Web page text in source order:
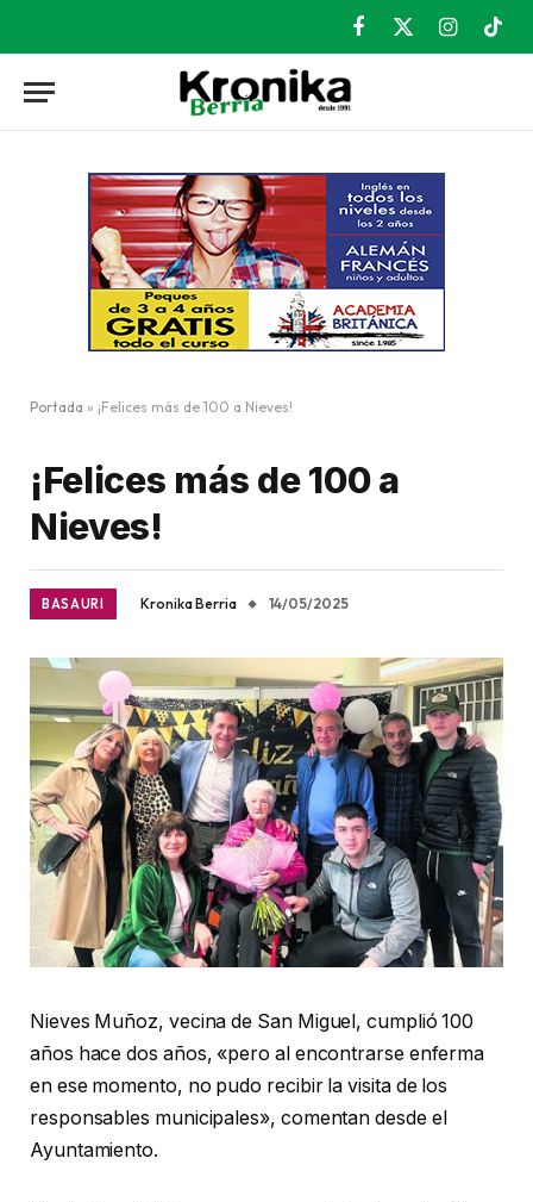
Facebook
X
Instagram
Portada » ¡Felices más de 100 a Nieves!
¡Felices más de 100 a
Nieves!
BASAURI Kronika Berria 14/05/2025
Nieves Muñoz, vecina de San Miguel, cumplió 100
años hace dos años, «pero al encontrarse enferma
en ese momento, no pudo recibir la visita de los
responsables municipales», comentan desde el
Ayuntamiento.